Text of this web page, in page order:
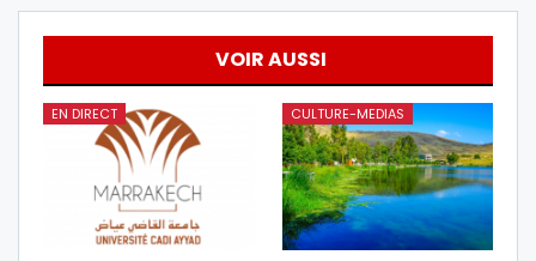
VOIR AUSSI
EN DIRECT CULTURE-MEDIAS